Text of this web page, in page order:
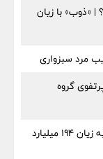
| «ذوب» با زیان
مرد سبزواری
میلیارد افت پرتفوی گروه
چرا رشد ۳۵ درصدی درآمد شرکت ایران ارقام به زیان ۱۹۴ میلیارد